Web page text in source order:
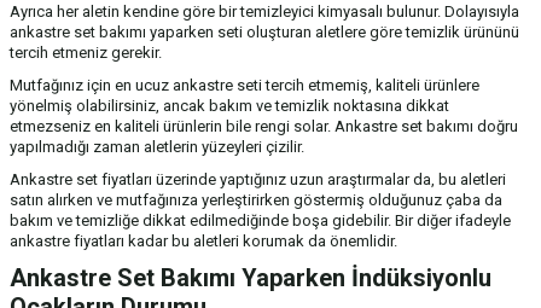
Ayrıca her aletin kendine göre bir temizleyici kimyasalı bulunur. Dolayısıyla
ankastre set bakımı yaparken seti oluşturan aletlere göre temizlik ürününü
tercih etmeniz gerekir.
Mutfağınız için en ucuz ankastre seti tercih etmemiş, kaliteli ürünlere
yönelmiş olabilirsiniz, ancak bakım ve temizlik noktasına dikkat
etmezseniz en kaliteli ürünlerin bile rengi solar. Ankastre set bakımı doğru
yapılmadığı zaman aletlerin yüzeyleri çizilir.
Ankastre set fiyatları üzerinde yaptığınız uzun araştırmalar da, bu aletleri
satın alırken ve mutfağınıza yerleştirirken göstermiş olduğunuz çaba da
bakım ve temizliğe dikkat edilmediğinde boşa gidebilir. Bir diğer ifadeyle
ankastre fiyatları kadar bu aletleri korumak da önemlidir.
Ankastre Set Bakımı Yaparken İndüksiyonlu